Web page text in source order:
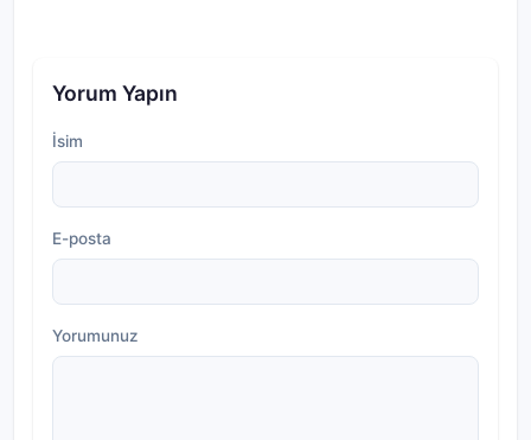
Yorum Yapın
İsim
E-posta
Yorumunuz